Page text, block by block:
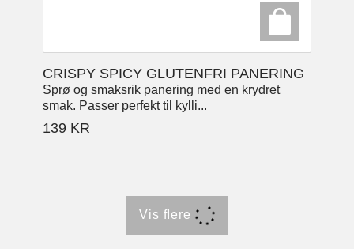
CRISPY SPICY GLUTENFRI PANERING
Sprø og smaksrik panering med en krydret
smak. Passer perfekt til kylli...
139 KR
Vis ﬂere